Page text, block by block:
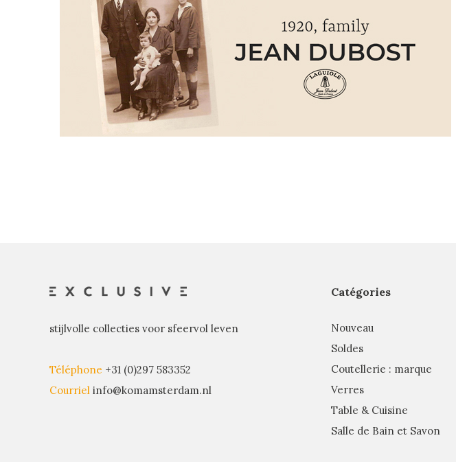
stijlvolle collecties voor sfeervol leven
Téléphone +31 (0)297 583352
Courriel info@komamsterdam.nl
Catégories
Nouveau
Soldes
Coutellerie : marque
Verres
Table & Cuisine
Salle de Bain et Savon